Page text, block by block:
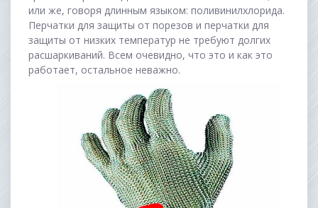
или же, говоря длинным языком: поливинилхлорида.
Перчатки для защиты от порезов и перчатки для
защиты от низких температур не требуют долгих
расшаркиваний. Всем очевидно, что это и как это
работает, остальное неважно.